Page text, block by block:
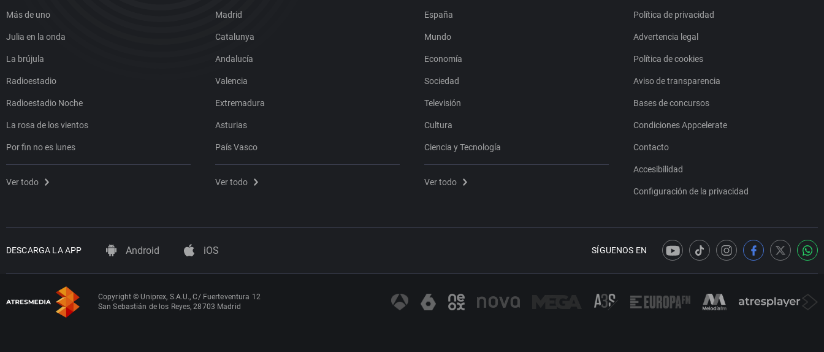
Más de uno
Julia en la onda
La brújula
Radioestadio
Radioestadio Noche
La rosa de los vientos
Por fin no es lunes
Ver todo
Madrid
Catalunya
Andalucía
Valencia
Extremadura
Asturias
País Vasco
Ver todo
España
Mundo
Economía
Sociedad
Televisión
Cultura
Ciencia y Tecnología
Ver todo
Política de privacidad
Advertencia legal
Política de cookies
Aviso de transparencia
Bases de concursos
Condiciones Appcelerate
Contacto
Accesibilidad
Configuración de la privacidad
DESCARGA LA APP Android iOS SÍGUENOS EN
Copyright © Uniprex, S.A.U., C/ Fuerteventura 12
San Sebastián de los Reyes, 28703 Madrid